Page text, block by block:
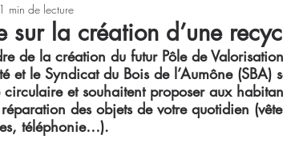
Manifestations
sur la création d’une
1 min de lecture
de la création du futur Pôle de
et le Syndicat du Bois de l’Aumône (SBA)
circulaire et souhaitent proposer aux
des objets de votre quotidien
téléphonie…).